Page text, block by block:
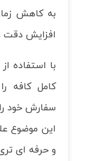
به کاهش
افزایش دقت
با استفاده
کامل کافه
سفارش خود
این موضوع
و حرفه ای